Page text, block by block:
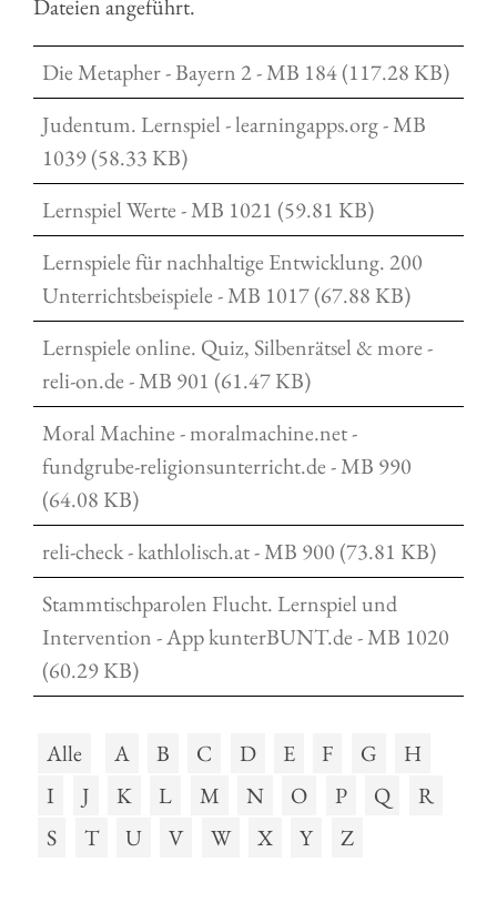
Dateien angeführt.
Die Metapher - Bayern 2 - MB 184 (117.28 KB)
Judentum. Lernspiel - learningapps.org - MB
1039 (58.33 KB)
Lernspiel Werte - MB 1021 (59.81 KB)
Lernspiele für nachhaltige Entwicklung. 200
Unterrichtsbeispiele - MB 1017 (67.88 KB)
Lernspiele online. Quiz, Silbenrätsel & more -
reli-on.de - MB 901 (61.47 KB)
Moral Machine - moralmachine.net -
fundgrube-religionsunterricht.de - MB 990
(64.08 KB)
reli-check - kathlolisch.at - MB 900 (73.81 KB)
Stammtischparolen Flucht. Lernspiel und
Intervention - App kunterBUNT.de - MB 1020
(60.29 KB)
Alle A B C D E F G
H
I
J K L M N O P Q
R
S
T U V W X Y Z